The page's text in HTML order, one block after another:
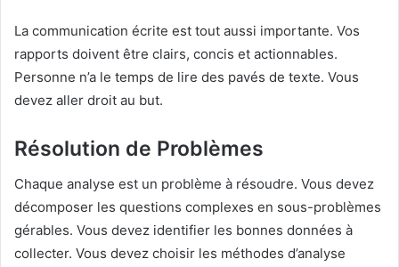
La communication écrite est tout aussi importante. Vos
rapports doivent être clairs, concis et actionnables.
Personne n’a le temps de lire des pavés de texte. Vous
devez aller droit au but.
Résolution de Problèmes
Chaque analyse est un problème à résoudre. Vous devez
décomposer les questions complexes en sous-problèmes
gérables. Vous devez identifier les bonnes données à
collecter. Vous devez choisir les méthodes d’analyse